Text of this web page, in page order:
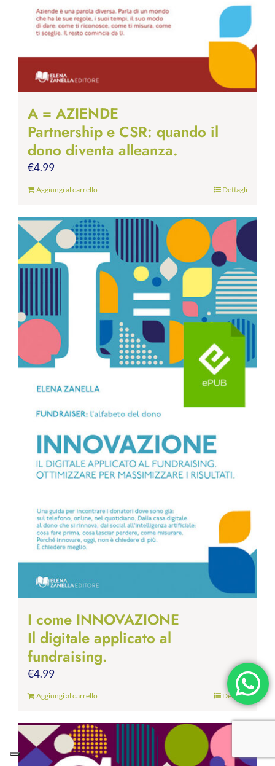
A = AZIENDE
Partnership e CSR: quando il
dono diventa alleanza.
€4.99
Aggiungi al carrello Dettagli
I come INNOVAZIONE
Il digitale applicato al
fundraising.
€4.99
Aggiungi al carrello Dettagli